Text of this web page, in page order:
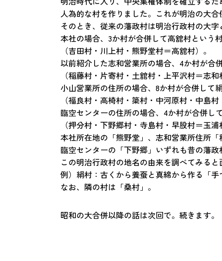
人為的な村を作りました。これが明治の大合
そのとき、従来の藩政村は明治行政村の大
本社の場合、3か村が合併して高舘村という
（吉田村・川上村・熊野堂村＝高舘村）。
以前紹介した志和営業所の場合、4か村が合
（稲藤村・片寄村・土舘村・上平沢村＝志和
小山営業所の住所の場合、8か村が合併して
（福良村・高椅村・簗村・中河原村・中
臨空センターの住所の場合、4か村が合併し
（押分村・下野郷村・寺島村・早股村＝玉浦
本社所在地の「熊野堂」、志和営業所住所
臨空センターの「下野郷」いずれも昔の藩
この明治行政村の地名の由来を調べてみる
例）絹村：古くから養蚕と真綿から作る「
なお、隣の村は「桑村」。
昭和の大合併以降の話は次回で。続きます。